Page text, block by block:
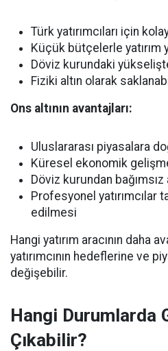
Türk yatırımcıları için
Küçük bütçelerle yatırım
Döviz kurundaki
Fiziki altın olarak
Ons altının avantajları:
Uluslararası piyasalara
Küresel ekonomik
Döviz kurundan
Profesyonel yatırımcılar
edilmesi
Hangi yatırım aracının daha
yatırımcının hedeflerine ve
değişebilir.
Hangi Durumlarda
Çıkabilir?